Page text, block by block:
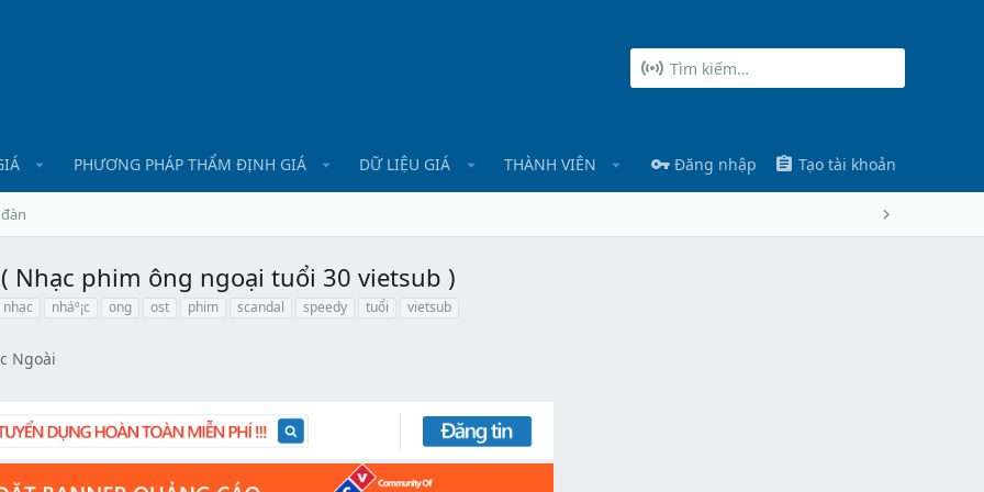
PHƯƠNG PHÁP THẨM ĐỊNH GIÁ DỮ LIỆU GIÁ THÀNH VIÊN Đăng nhập Tạo tài khoản
Nhạc phim ông ngoại tuổi 30 vietsub )
nhạc nháº¡c ong ost phim scandal speedy tuổi vietsub
Ngoài